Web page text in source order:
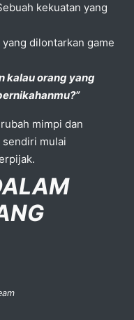
kekuatan yang
dilontarkan game
kalau orang yang
mimpi dan
sendiri mulai